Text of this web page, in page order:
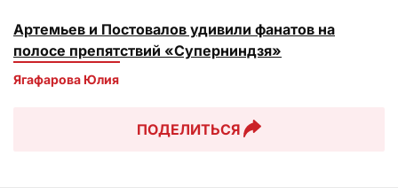
Артемьев и Постовалов удивили фанатов на
полосе препятствий «Суперниндзя»
Ягафарова Юлия
ПОДЕЛИТЬСЯ